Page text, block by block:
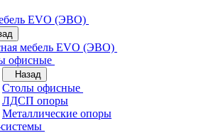
EVO (ЭВО)
мебель EVO (ЭВО)
офисные
Назад
Cтолы офисные
ЛДСП опоры
Металлические опоры